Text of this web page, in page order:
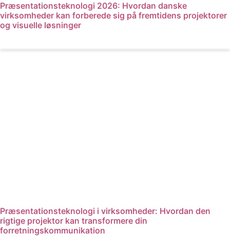
Præsentationsteknologi 2026: Hvordan danske
virksomheder kan forberede sig på fremtidens projektorer
og visuelle løsninger
Præsentationsteknologi i virksomheder: Hvordan den
rigtige projektor kan transformere din
forretningskommunikation